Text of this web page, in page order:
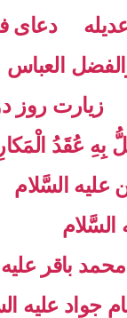
دعای
العباس
زیارت روز
بِهِ عُقَدُ
السَّلام
باقر علیه
جواد علیه